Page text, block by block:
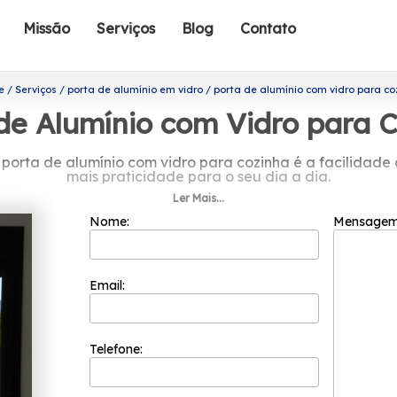
Missão Serviços Blog Contato
Serviços porta de alumínio em vidro porta de alumínio com vidro para
Alumínio com Vidro para
de alumínio com vidro para cozinha é a
mais praticidade para o seu dia a dia.
por porta de alumínio com vidro
em 2002 e sua equipe de profissionais é formada
do cliente em cada pedido e a maior inovação e
a máxima eficiência e qualidade em seus serviços
diferenciado, a Esquadriflex é uma das
Ler Mais...
Nome:
Email:
Telefone: